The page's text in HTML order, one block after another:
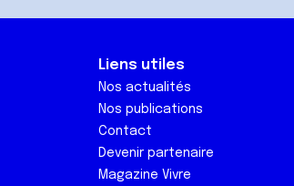
Liens utiles
Nos actualités
Nos publications
Contact
Devenir partenaire
Magazine Vivre